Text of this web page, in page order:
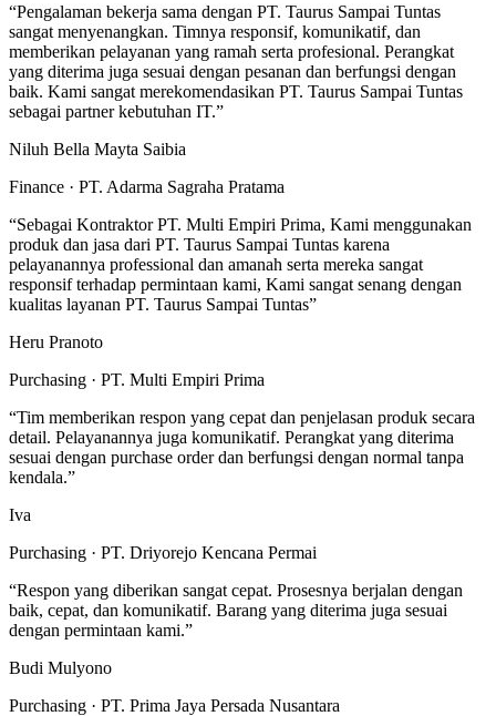
“Pengalaman bekerja sama dengan PT. Taurus Sampai Tuntas
sangat menyenangkan. Timnya responsif, komunikatif, dan
memberikan pelayanan yang ramah serta profesional. Perangkat
yang diterima juga sesuai dengan pesanan dan berfungsi dengan
baik. Kami sangat merekomendasikan PT. Taurus Sampai Tuntas
sebagai partner kebutuhan IT.”
Niluh Bella Mayta Saibia
Finance · PT. Adarma Sagraha Pratama
“Sebagai Kontraktor PT. Multi Empiri Prima, Kami menggunakan
produk dan jasa dari PT. Taurus Sampai Tuntas karena
pelayanannya professional dan amanah serta mereka sangat
responsif terhadap permintaan kami, Kami sangat senang dengan
kualitas layanan PT. Taurus Sampai Tuntas”
Heru Pranoto
Purchasing · PT. Multi Empiri Prima
“Tim memberikan respon yang cepat dan penjelasan produk secara
detail. Pelayanannya juga komunikatif. Perangkat yang diterima
sesuai dengan purchase order dan berfungsi dengan normal tanpa
kendala.”
Iva
Purchasing · PT. Driyorejo Kencana Permai
“Respon yang diberikan sangat cepat. Prosesnya berjalan dengan
baik, cepat, dan komunikatif. Barang yang diterima juga sesuai
dengan permintaan kami.”
Budi Mulyono
Purchasing · PT. Prima Jaya Persada Nusantara